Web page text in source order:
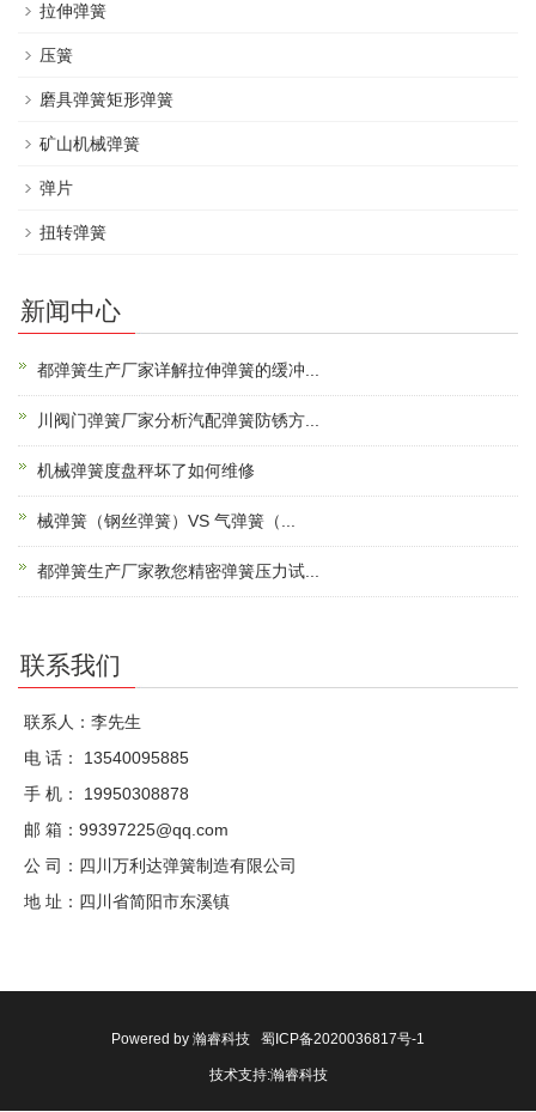
拉伸弹簧
压簧
磨具弹簧矩形弹簧
矿山机械弹簧
弹片
扭转弹簧
新闻中心
都弹簧生产厂家详解拉伸弹簧的缓冲...
川阀门弹簧厂家分析汽配弹簧防锈方...
机械弹簧度盘秤坏了如何维修
械弹簧（钢丝弹簧）VS 气弹簧（...
都弹簧生产厂家教您精密弹簧压力试...
联系我们
联系人：李先生
电 话： 13540095885
手 机： 19950308878
邮 箱：99397225@qq.com
公 司：四川万利达弹簧制造有限公司
地 址：四川省简阳市东溪镇
Powered by 瀚睿科技 蜀ICP备2020036817号-1
技术支持:瀚睿科技